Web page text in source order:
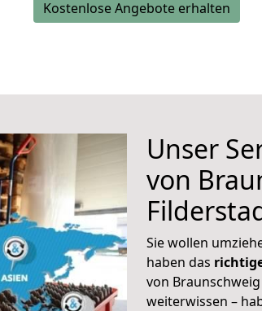
Kostenlose Angebote erhalten
Unser
von
Sie wollen
haben das
von
weiterwissen –